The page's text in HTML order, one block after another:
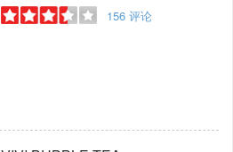
156评论